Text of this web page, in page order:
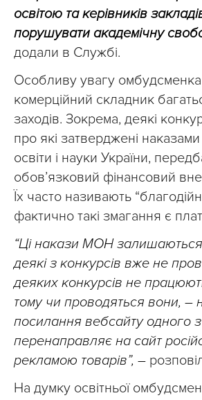
освітою та керівників
порушувати академічну
додали в Службі.
Особливу увагу
комерційний складник
заходів. Зокрема, деякі
про які затверджені наказами
освіти і науки України,
обов’язковий фінансовий
Їх часто називають
фактично такі змагання є
“Ці накази МОН
деякі з конкурсів вже не
деяких конкурсів не
тому чи проводяться вони, –
посилання вебсайту одного з
перенаправляє на сайт
рекламою товарів”, –
На думку освітньої